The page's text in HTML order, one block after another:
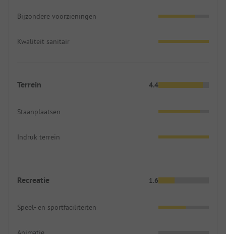
Bijzondere voorzieningen
Kwaliteit sanitair
Terrein 4.4
Staanplaatsen
Indruk terrein
Recreatie 1.6
Speel- en sportfaciliteiten